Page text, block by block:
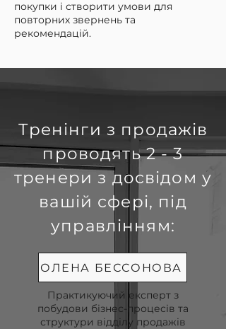
покупки і створити умови для
повторних звернень та
рекомендацій.​
Тренінги з продажів
проводять 2 - 3
тренери з досвідом у
вашій сфері, під
управлінням:
ОЛЕНА БЕССОНОВА
Практикуючий експерт з
побудови бізнес-процесів та
структури відділу продажів